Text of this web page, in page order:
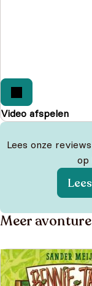
Video afspelen
Lees onze
op
Meer